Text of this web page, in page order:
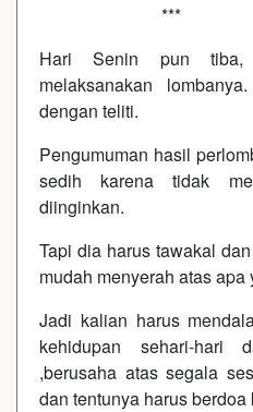
***
Hari Senin pun
melaksanakan
dengan teliti.
Pengumuman hasil
sedih karena tidak
diinginkan.
Tapi dia harus tawakal
mudah menyerah atas apa
Jadi kalian harus
kehidupan sehari-hari
,berusaha atas segala
dan tentunya harus